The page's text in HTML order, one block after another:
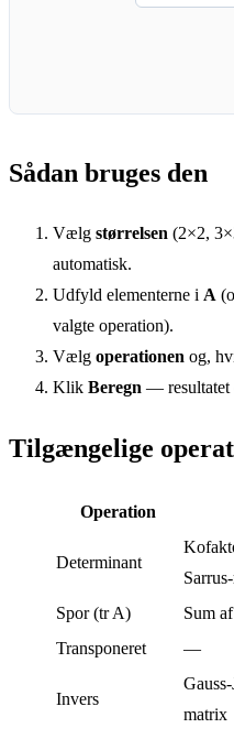
Sådan bruges den
Vælg størrelsen (2×2,
automatisk.
Udfyld elementerne i A
valgte operation).
Vælg operationen og,
Klik Beregn — resultatet
Tilgængelige
Operation
Determinant
Spor (tr A)
Sum
Transponeret
—
Invers
matrix